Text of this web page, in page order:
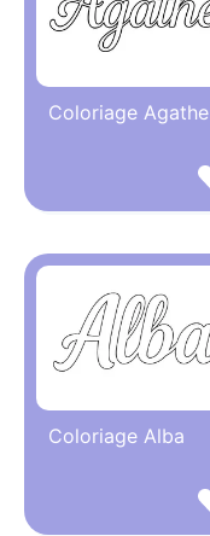
Coloriage Agathe
Coloriage Alba